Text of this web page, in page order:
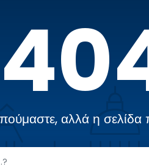
αλλά η σελίδα